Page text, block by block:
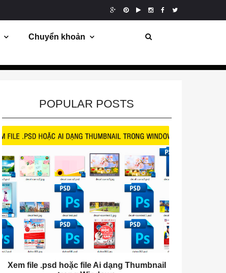
Chuyển khoản
POPULAR POSTS
Xem file .psd hoặc file Ai dạng Thumbnail